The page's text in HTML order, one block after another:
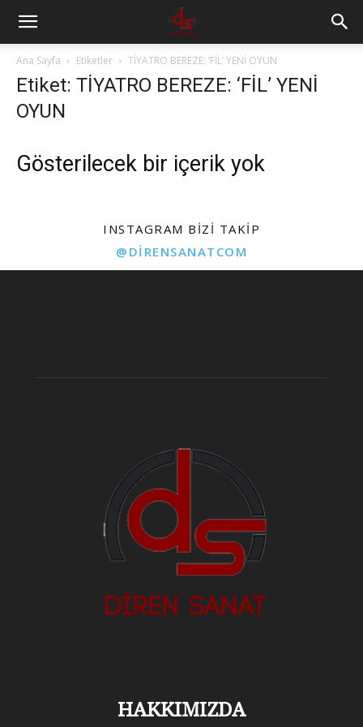
Ana Sayfa Etiketler TİYATRO BEREZE: ‘FİL’ YENİ OYUN
Etiket: TİYATRO BEREZE: ‘FİL’ YENİ
OYUN
Gösterilecek bir içerik yok
INSTAGRAM BIZI TAKIP
@DIRENSANATCOM
HAKKIMIZDA